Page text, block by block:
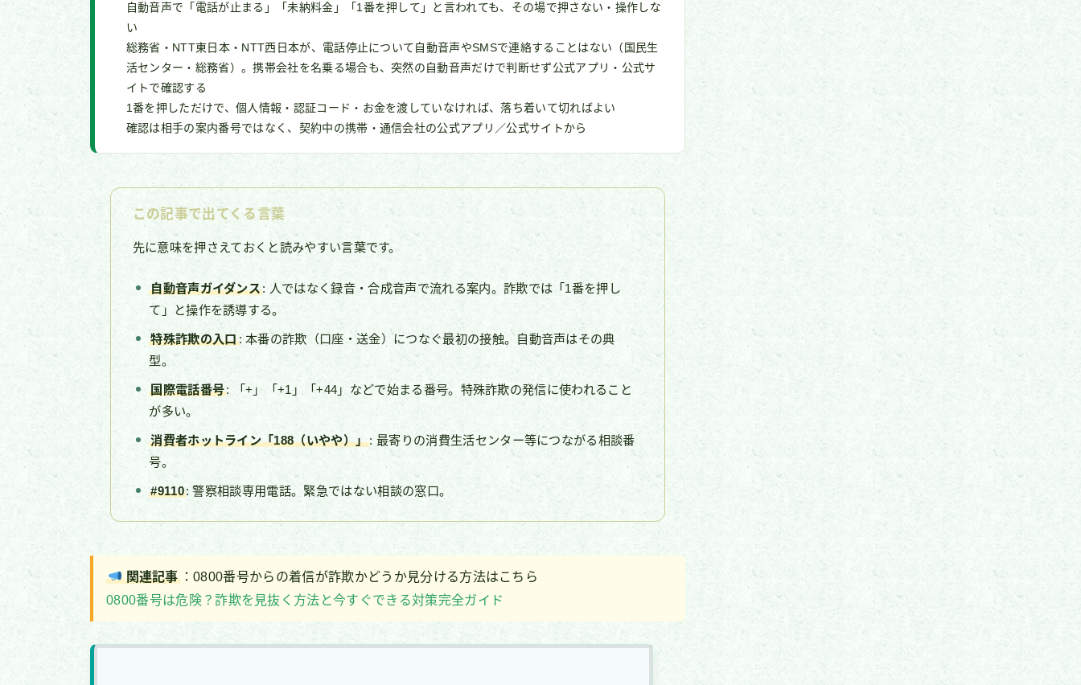
自動音声で「電話が止まる」「未納料金」「1番を押して」と言われても、その場で押さない・操作しな
い
総務省・NTT東日本・NTT西日本が、電話停止について自動音声やSMSで連絡することはない（国民生
活センター・総務省）。携帯会社を名乗る場合も、突然の自動音声だけで判断せず公式アプリ・公式サ
イトで確認する
1番を押しただけで、個人情報・認証コード・お金を渡していなければ、落ち着いて切ればよい
確認は相手の案内番号ではなく、契約中の携帯・通信会社の公式アプリ／公式サイトから
この記事で出てくる言葉
先に意味を押さえておくと読みやすい言葉です。
自動音声ガイダンス: 人ではなく録音・合成音声で流れる案内。詐欺では「1番を押し
て」と操作を誘導する。
特殊詐欺の入口: 本番の詐欺（口座・送金）につなぐ最初の接触。自動音声はその典
型。
国際電話番号: 「+」「+1」「+44」などで始まる番号。特殊詐欺の発信に使われること
が多い。
消費者ホットライン「188（いやや）」: 最寄りの消費生活センター等につながる相談番
号。
#9110: 警察相談専用電話。緊急ではない相談の窓口。
関連記事：0800番号からの着信が詐欺かどうか見分ける方法はこちら
0800番号は危険？詐欺を見抜く方法と今すぐできる対策完全ガイド